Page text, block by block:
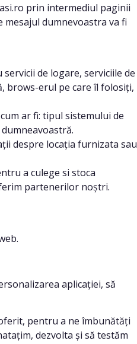
prin intermediul paginii
dumnevoastra va fi
de logare, serviciile de
brows-erul pe care îl folosiți,
ar fi: tipul sistemului de
despre locația furnizata sau
a culege si stoca
partenerilor noștri.
aplicației, să
pentru a ne îmbunătăți
dezvolta și să testăm